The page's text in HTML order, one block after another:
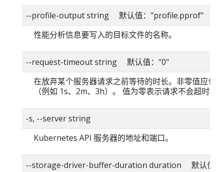
--profile-output string 默认值："profile.pprof"
性能分析信息要写入的目标文件的名称。
--request-timeout string 默认值："0"
在放弃某个服务器请求之前等待的时长。非零值应包
（例如 1s、2m、3h）。 值为零表示请求不会超时。
-s, --server string
Kubernetes API 服务器的地址和端口。
--storage-driver-buffer-duration duration 默认值